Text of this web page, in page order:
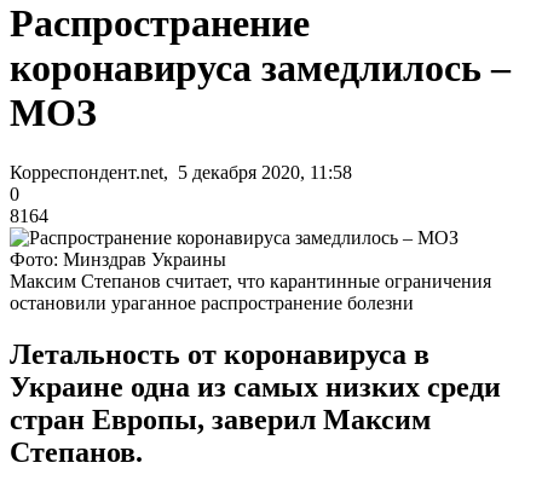
Распространение
коронавируса замедлилось –
МОЗ
Корреспондент.net, 5 декабря 2020, 11:58
0
8164
Фото: Минздрав Украины
Максим Степанов считает, что карантинные ограничения
остановили ураганное распространение болезни
Летальность от коронавируса в
Украине одна из самых низких среди
стран Европы, заверил Максим
Степанов.